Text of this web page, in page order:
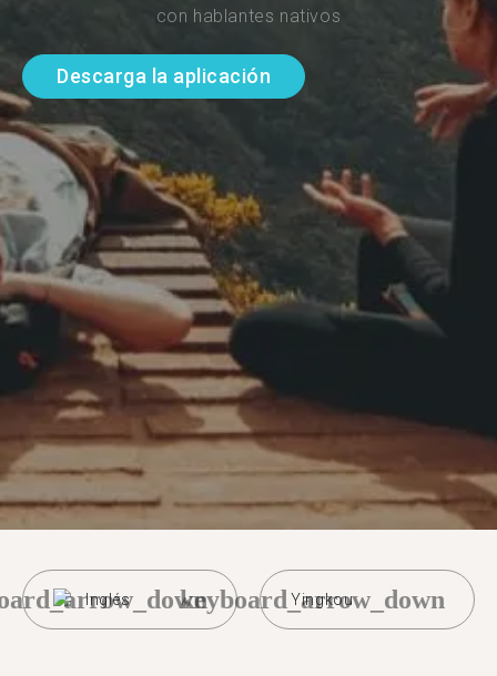
con hablantes nativos
Descarga la aplicación
Inglés Yingkou
keyboard_arrow_down